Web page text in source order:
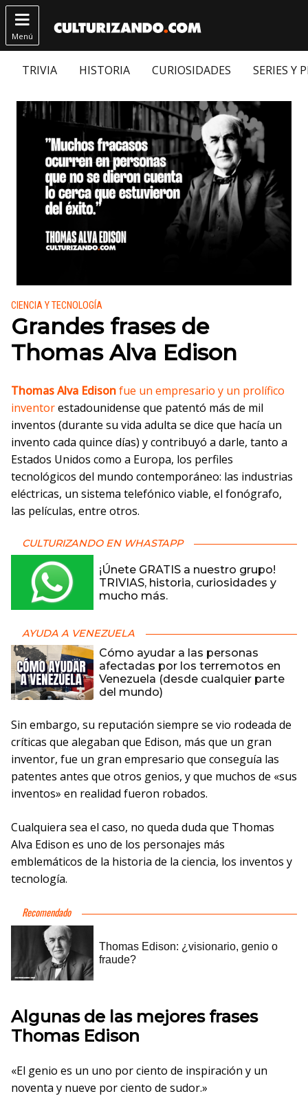

Menú
TRIVIA HISTORIA CURIOSIDADES SERIES Y
Publicado en:
CIENCIA Y TECNOLOGÍA
Grandes frases de
Thomas Alva Edison
Thomas Alva Edisonfue un empresario y un prolífico
inventorestadounidense que patentó más de mil
inventos (durante su vida adulta se dice que hacía un
invento cada quince días) y contribuyó a darle, tanto a
Estados Unidos como a Europa, los perfiles
tecnológicos del mundo contemporáneo: las industrias
eléctricas, un sistema telefónico viable, el fonógrafo,
las películas, entre otros.
CULTURIZANDO EN WHASTAPP
¡Únete GRATIS a nuestro grupo!
TRIVIAS, historia, curiosidades y
mucho más.
AYUDA A VENEZUELA
Cómo ayudar a las personas
afectadas por los terremotos en
Venezuela (desde cualquier parte
del mundo)
Sin embargo, su reputación siempre se vio rodeada de
críticas que alegaban que Edison, más que un gran
inventor, fue un gran empresario que conseguía las
patentes antes que otros genios, y que muchos de «sus
inventos» en realidad fueron robados.
Cualquiera sea el caso, no queda duda que Thomas
Alva Edison es uno de los personajes más
emblemáticos de la historia de la ciencia, los inventos y
tecnología.
Algunas de las mejores frases
Thomas Edison
«El genio es un uno por ciento de inspiración y un
noventa y nueve por ciento de sudor.»